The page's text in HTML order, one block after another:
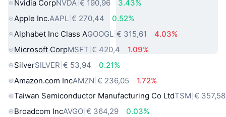
Nvidia CorpNVDA € 190,96
3.43%
Apple Inc.AAPL € 270,44
0.52%
Alphabet Inc Class AGOOGL € 315,61
4.03%
Microsoft CorpMSFT € 420,4
1.09%
SilverSILVER € 53,94
0.21%
Amazon.com IncAMZN € 236,05
1.72%
Taiwan Semiconductor Manufacturing Co LtdTSM € 357,58
Broadcom IncAVGO € 364,29
0.03%